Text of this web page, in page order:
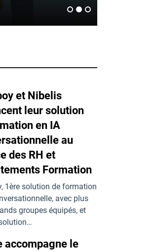
et Nibelis
leur solution
en IA
au
des RH et
Formation
1ère solution de formation
avec plus
groupes équipés, et
2024 08:33 CEST
accompagne le